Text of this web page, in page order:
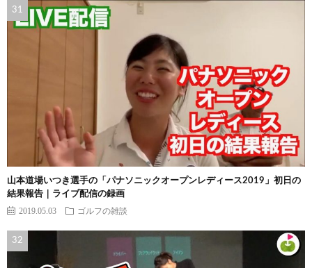
山本道場いつき選手の「パナソニックオープンレディース2019」初日の
結果報告｜ライブ配信の録画
2019.05.03 ゴルフの雑談